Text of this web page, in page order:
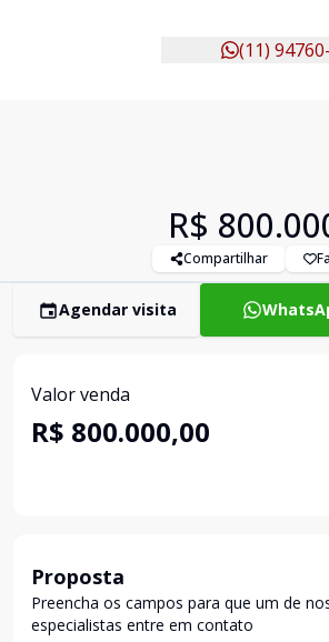
(11)
R$
Compartilhar
Agendar visita
Valor venda
R$ 800.000,00
Proposta
Preencha os campos para que um de
especialistas entre em contato